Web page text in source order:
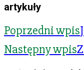
artykuły
Poprzedni wpis
Następny wpis